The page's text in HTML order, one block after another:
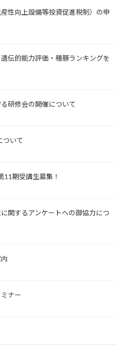
性向上設備等投資促進税制）の申
伝的能力評価・種豚ランキングを
研修会の開催について
ついて
期受講生募集！
関するアンケートへの御協力につ
ナー